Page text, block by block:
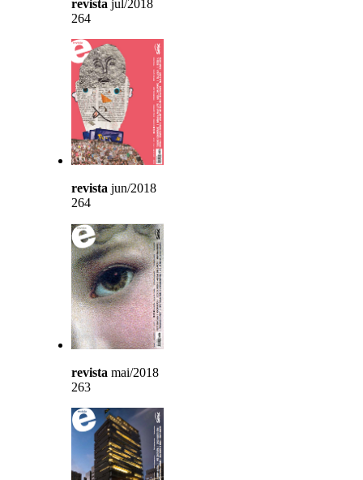
revista jul/2018
264
revista jun/2018
264
revista mai/2018
263